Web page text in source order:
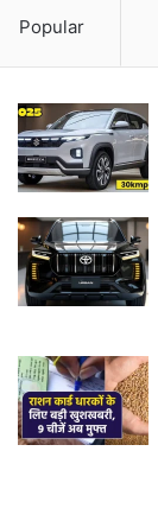
Popular